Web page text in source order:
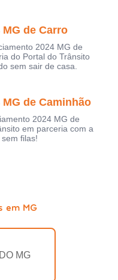
de Carro
2024 MG de
do Portal do Trânsito
sem sair de casa.
de Caminhão
2024 MG de
em parceria com a
filas!
em MG
MG